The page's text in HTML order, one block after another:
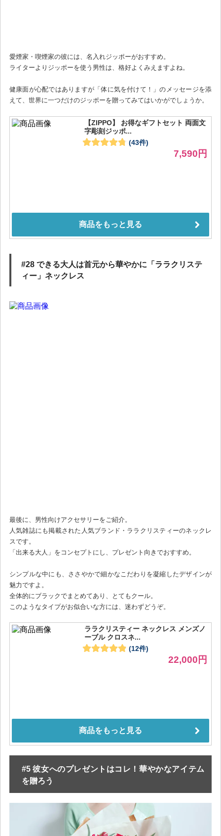
愛煙家・喫煙家の彼には、名入れジッポーがおすすめ。
ライターよりジッポーを使う男性は、格好よくみえますよね。
健康面が心配ではありますが「体に気を付けて！」のメッセージを添
えて、世界に一つだけのジッポーを贈ってみてはいかがでしょうか。
#28 できる大人は首元から華やかに「ララクリステ
ィー」ネックレス
最後に、男性向けアクセサリーをご紹介。
人気雑誌にも掲載された人気ブランド・ララクリスティーのネックレ
スです。
「出来る大人」をコンセプトにし、プレゼント向きでおすすめ。
シンプルな中にも、ささやかで細かなこだわりを凝縮したデザインが
魅力ですよ。
全体的にブラックでまとめてあり、とてもクール。
このようなタイプがお似合いな方には、迷わずどうぞ。
#5 彼女へのプレゼントはコレ！華やかなアイテム
を贈ろう